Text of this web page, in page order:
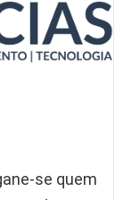
se quem